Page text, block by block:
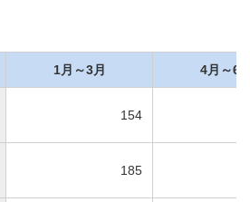
1月～3月 4月～6
154
185